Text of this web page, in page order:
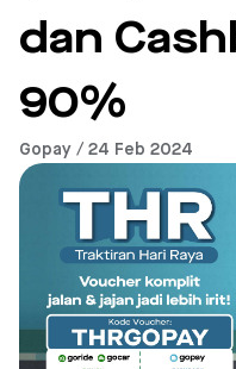
dan
90%
Gopay / 24 Feb 2024